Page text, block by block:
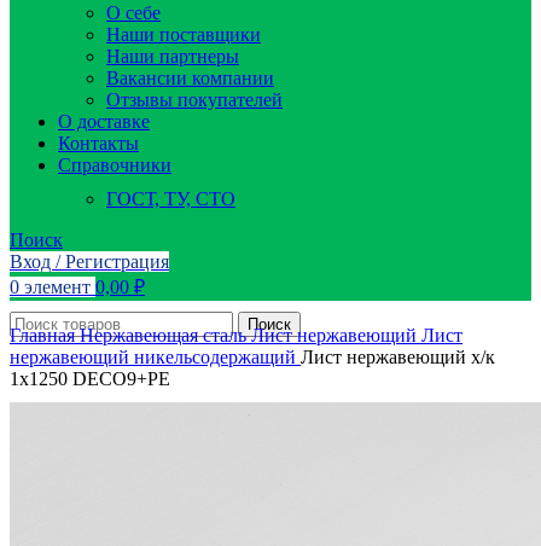
О себе
Наши поставщики
Наши партнеры
Вакансии компании
Отзывы покупателей
О доставке
Контакты
Справочники
ГОСТ, ТУ, СТО
Поиск
Вход / Регистрация
0 элемент 0,00 ₽
Поиск
ГлавнаяНержавеющая стальЛист нержавеющий Лист
нержавеющий никельсодержащий Лист нержавеющий х/к
1х1250 DECO9+PE